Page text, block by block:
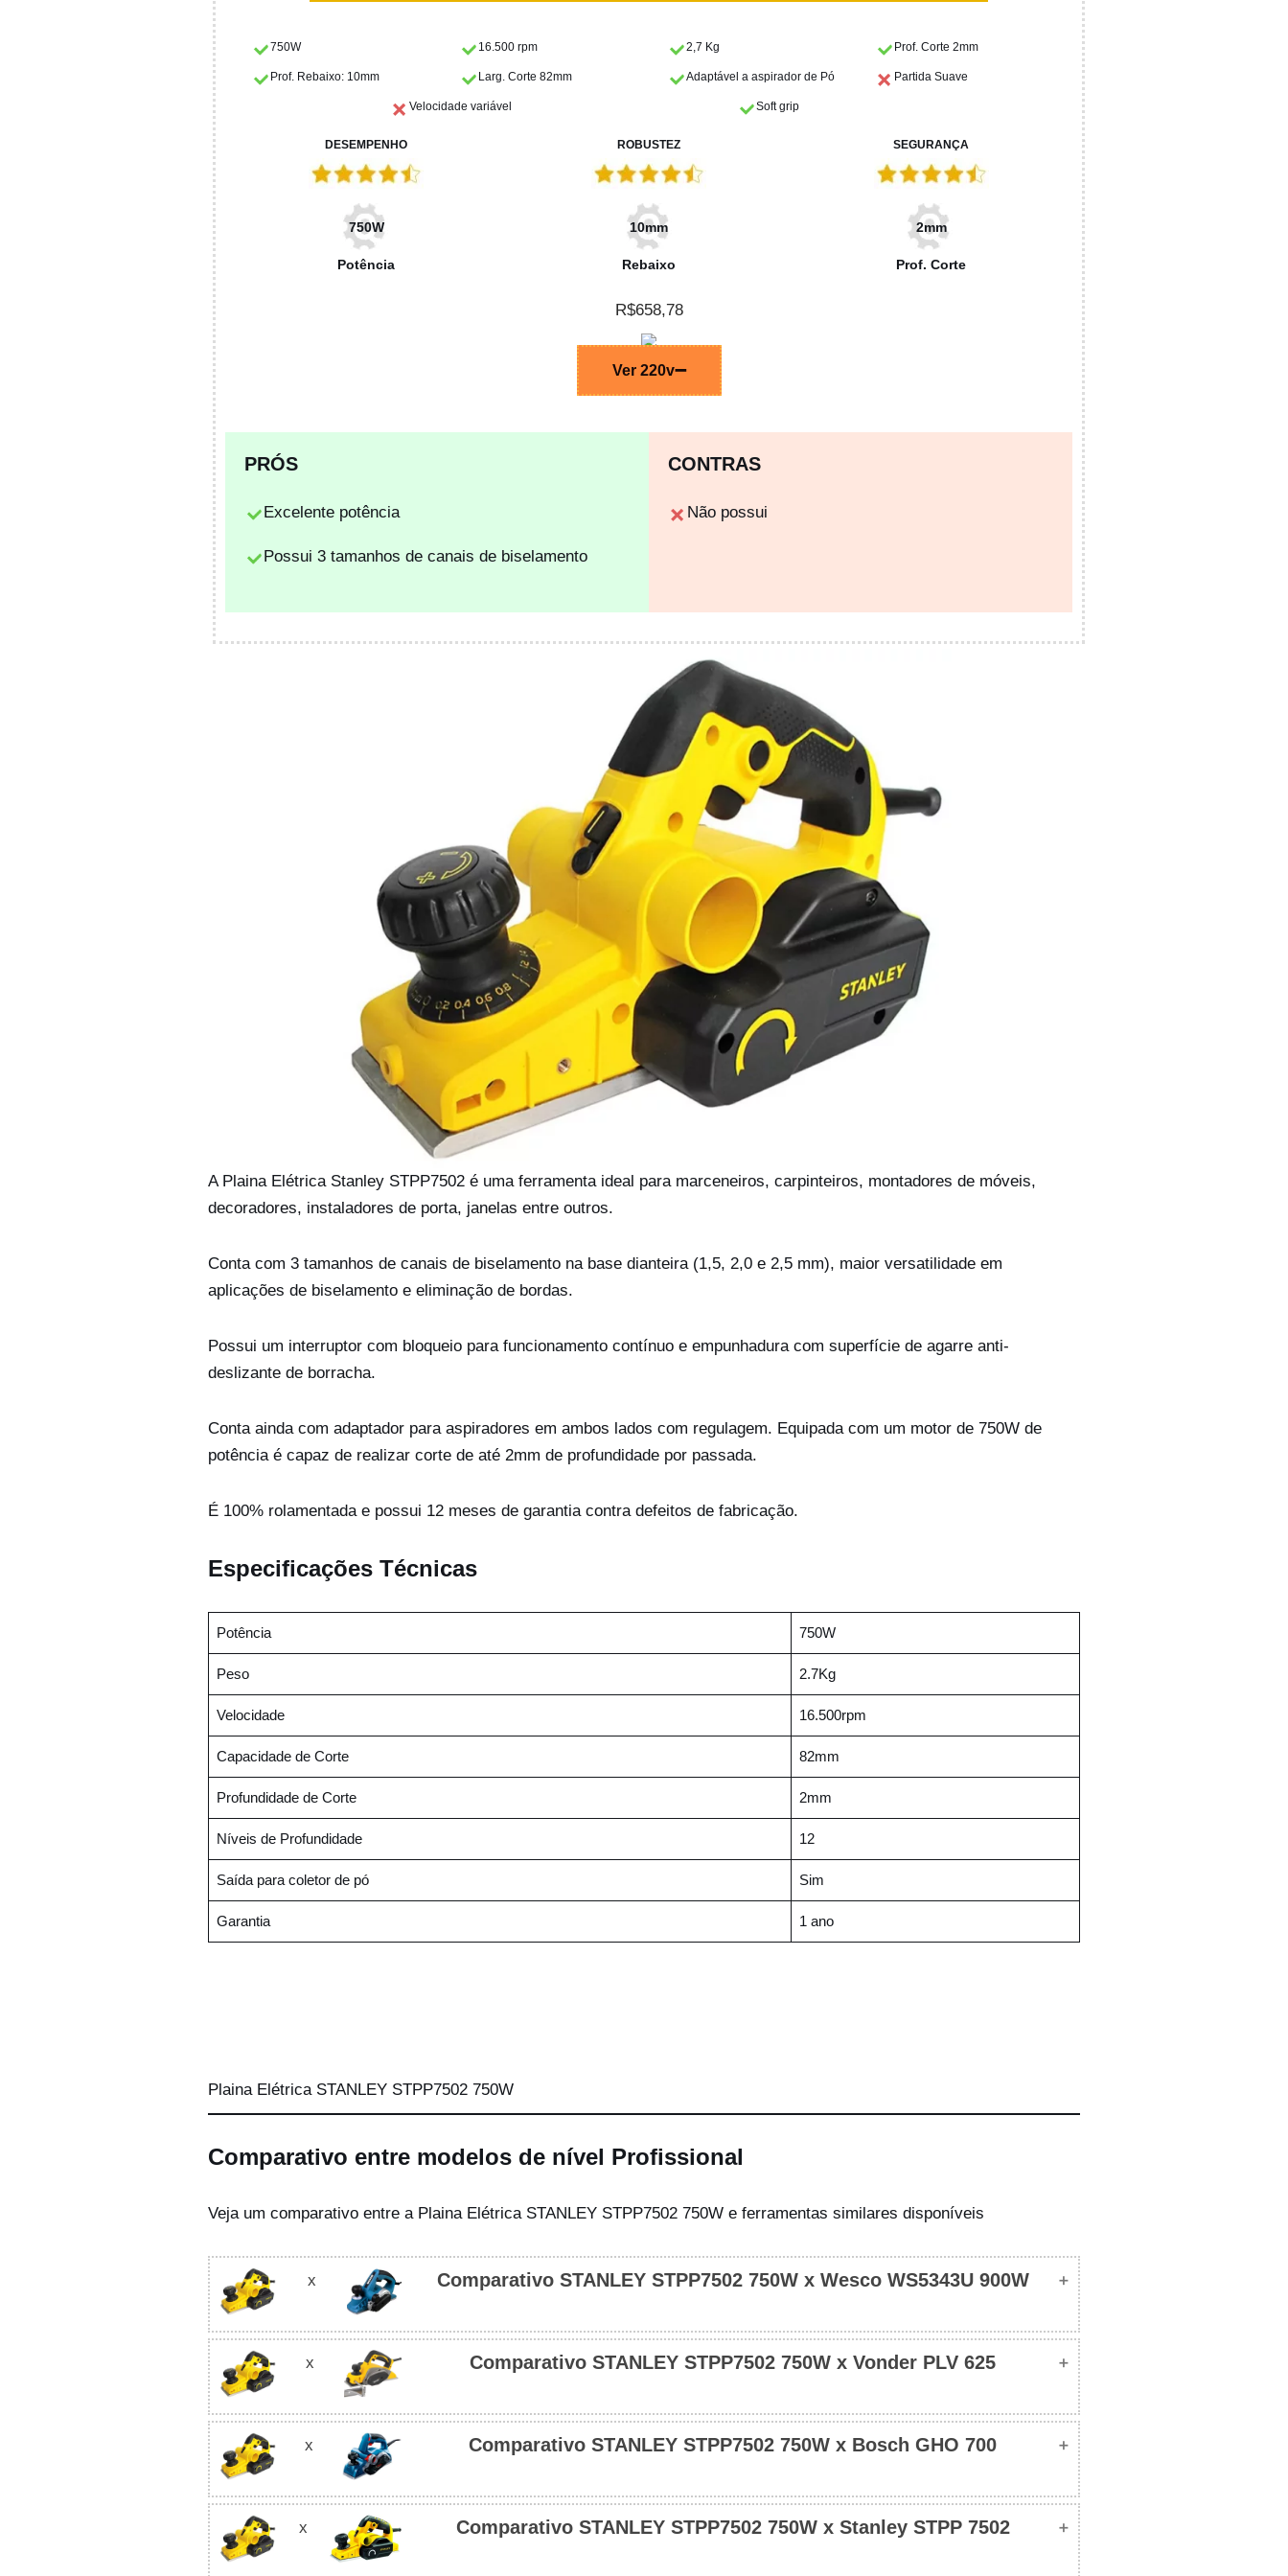
750W 16.500 rpm 2,7 Kg Prof. Corte 2mm
Prof. Rebaixo: 10mm Larg. Corte 82mm Adaptável a aspirador de Pó Partida Suave
Velocidade variável Soft grip
DESEMPENHO ROBUSTEZ SEGURANÇA
750W
Potência
10mm
Rebaixo
2mm
Prof. Corte
R$658,78
Ver 220v
PRÓS
Excelente potência
Possui 3 tamanhos de canais de biselamento
CONTRAS
Não possui
A Plaina Elétrica Stanley STPP7502 é uma ferramenta ideal para marceneiros, carpinteiros, montadores de móveis,
decoradores, instaladores de porta, janelas entre outros.
Conta com 3 tamanhos de canais de biselamento na base dianteira (1,5, 2,0 e 2,5 mm), maior versatilidade em
aplicações de biselamento e eliminação de bordas.
Possui um interruptor com bloqueio para funcionamento contínuo e empunhadura com superfície de agarre anti-
deslizante de borracha.
Conta ainda com adaptador para aspiradores em ambos lados com regulagem. Equipada com um motor de 750W de
potência é capaz de realizar corte de até 2mm de profundidade por passada.
É 100% rolamentada e possui 12 meses de garantia contra defeitos de fabricação.
Especificações Técnicas
Potência 750W
Peso 2.7Kg
Velocidade 16.500rpm
Capacidade de Corte 82mm
Profundidade de Corte 2mm
Níveis de Profundidade 12
Saída para coletor de pó Sim
Garantia 1 ano
Plaina Elétrica STANLEY STPP7502 750W
Comparativo entre modelos de nível Profissional
Veja um comparativo entre a Plaina Elétrica STANLEY STPP7502 750W e ferramentas similares disponíveis
x Comparativo STANLEY STPP7502 750W x Wesco WS5343U 900W
STANLEY STPP7502 750W Wesco WS5343U 900W
Foto
x Comparativo STANLEY STPP7502 750W x Vonder PLV 625
STANLEY STPP7502 750W Vonder PLV 625
Foto
x Comparativo STANLEY STPP7502 750W x Bosch GHO 700
STANLEY STPP7502 750W Bosch GHO 700
x Comparativo STANLEY STPP7502 750W x Stanley STPP 7502